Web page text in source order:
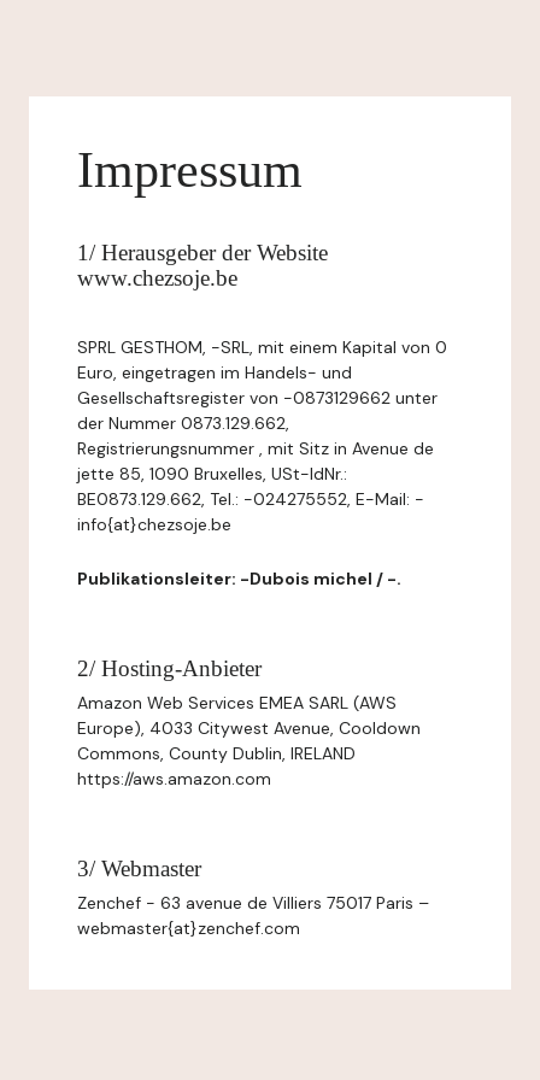
Impressum
1/ Herausgeber der Website
www.chezsoje.be
SPRL GESTHOM, -SRL, mit einem Kapital von 0
Euro, eingetragen im Handels- und
Gesellschaftsregister von -0873129662 unter
der Nummer 0873.129.662,
Registrierungsnummer , mit Sitz in Avenue de
jette 85, 1090 Bruxelles, USt-IdNr.:
BE0873.129.662, Tel.: -024275552, E-Mail: -
info{at}chezsoje.be
Publikationsleiter: -Dubois michel / -.
2/ Hosting-Anbieter
Amazon Web Services EMEA SARL (AWS
Europe), 4033 Citywest Avenue, Cooldown
Commons, County Dublin, IRELAND
https://aws.amazon.com
3/ Webmaster
Zenchef - 63 avenue de Villiers 75017 Paris –
webmaster{at}zenchef.com